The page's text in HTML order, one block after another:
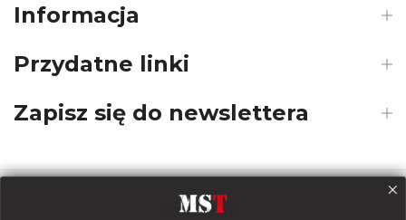
Informacja
Przydatne linki
Zapisz się do newslettera
Payments